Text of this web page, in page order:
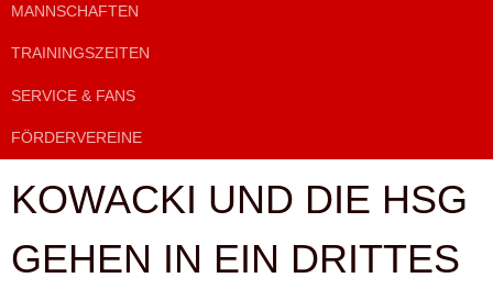
MANNSCHAFTEN
TRAININGSZEITEN
SERVICE & FANS
FÖRDERVEREINE
KOWACKI UND DIE HSG
GEHEN IN EIN DRITTES